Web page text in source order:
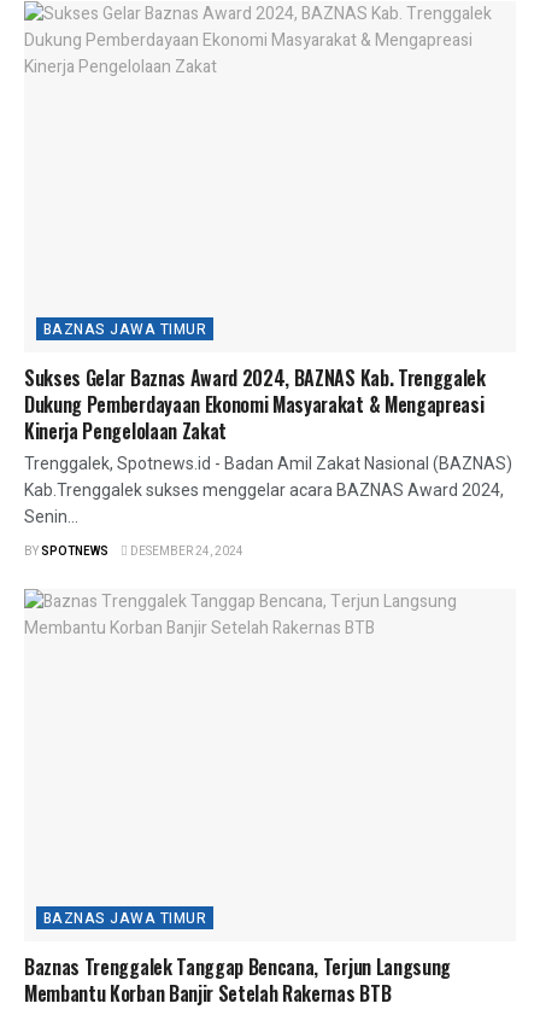
BAZNAS JAWA TIMUR
Sukses Gelar Baznas Award 2024, BAZNAS Kab. Trenggalek
Dukung Pemberdayaan Ekonomi Masyarakat & Mengapreasi
Kinerja Pengelolaan Zakat
Trenggalek, Spotnews.id - Badan Amil Zakat Nasional (BAZNAS)
Kab.Trenggalek sukses menggelar acara BAZNAS Award 2024,
Senin...
BYSPOTNEWS DESEMBER 24, 2024
BAZNAS JAWA TIMUR
Baznas Trenggalek Tanggap Bencana, Terjun Langsung
Membantu Korban Banjir Setelah Rakernas BTB